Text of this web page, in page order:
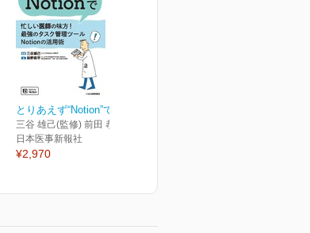
とりあえず“Notion”で
三谷 雄己(監修) 前田 恭平(著)
日本医事新報社
¥2,970